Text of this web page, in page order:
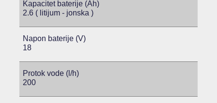
Kapacitet baterije (Ah)
2.6 ( litijum - jonska )
Napon baterije (V)
18
Protok vode (l/h)
200